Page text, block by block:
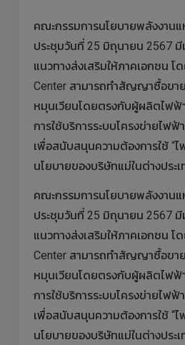
คณะกรรมการนโยบายพลังงาน
ประชุมวันที่ 25 มิถุนายน 2567
แนวทางส่งเสริมให้ภาคเอกชน โ
Center สามารถทำสัญญาซื้อขา
หมุนเวียนโดยตรงกับผู้ผลิตไฟฟ้
การใช้บริการระบบโครงข่ายไฟฟ้
เพื่อสนับสนุนความต้องการใช้ “ไ
นโยบายของบริษัทแม่ในต่างประเ
คณะกรรมการนโยบายพลังงาน
ประชุมวันที่ 25 มิถุนายน 2567
แนวทางส่งเสริมให้ภาคเอกชน โ
Center สามารถทำสัญญาซื้อขา
หมุนเวียนโดยตรงกับผู้ผลิตไฟฟ้
การใช้บริการระบบโครงข่ายไฟฟ้
เพื่อสนับสนุนความต้องการใช้ “ไ
นโยบายของบริษัทแม่ในต่างประเ